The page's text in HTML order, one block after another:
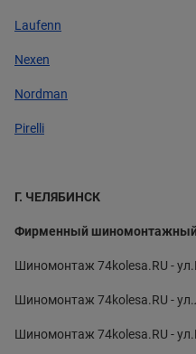
Laufenn
Nexen
Nordman
Pirelli
Г. ЧЕЛЯБИНСК
Фирменный
Шиномонтаж 74kolesa.RU -
Шиномонтаж 74kolesa.RU -
Шиномонтаж 74kolesa.RU -